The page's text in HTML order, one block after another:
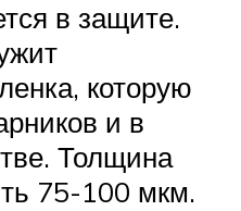
в защите.
которую
и в
Толщина
75-100 мкм.